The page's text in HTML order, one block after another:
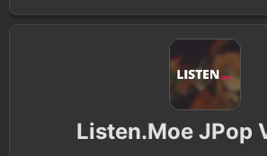
Listen.Moe JPop